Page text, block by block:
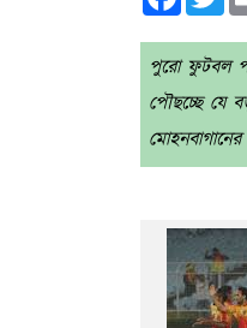
পুরো ফুটবল
পৌছচ্ছে যে